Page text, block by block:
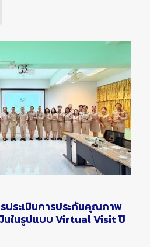
ประเมินการประกันคุณภาพ
นในรูปแบบ Virtual Visit ปี